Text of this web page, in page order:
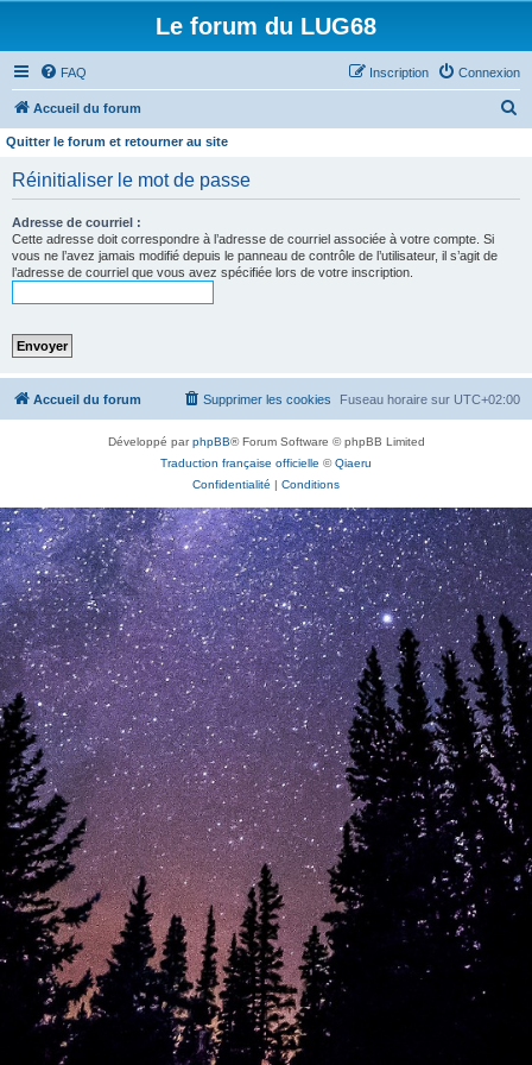
Le forum du LUG68
FAQ Connexion
Inscription
Accueil du forum
Quitter le forum et retourner au site
Réinitialiser le mot de passe
Adresse de courriel :
Cette adresse doit correspondre à l’adresse de courriel associée à votre compte. Si
vous ne l’avez jamais modifié depuis le panneau de contrôle de l’utilisateur, il s’agit de
l’adresse de courriel que vous avez spécifiée lors de votre inscription.
Accueil du forum Fuseau horaire sur UTC+02:00
Supprimer les cookies
Développé parphpBB® Forum Software © phpBB Limited
Traduction française officielle ©Qiaeru
Confidentialité | Conditions